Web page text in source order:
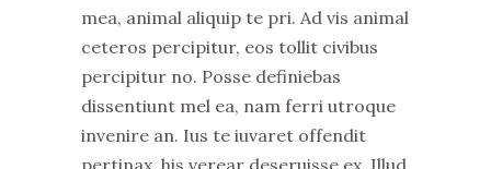
mea, animal aliquip te pri. Ad vis animal
ceteros percipitur, eos tollit civibus
percipitur no. Posse definiebas
dissentiunt mel ea, nam ferri utroque
invenire an. Ius te iuvaret offendit
pertinax, his verear deseruisse ex. Illud